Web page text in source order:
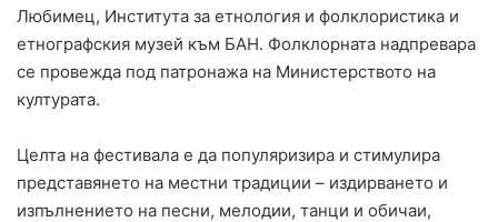
Любимец, Института за етнология и фолклористика и
етнографския музей към БАН. Фолклорната надпревара
се провежда под патронажа на Министерството на
културата.
Целта на фестивала е да популяризира и стимулира
представянето на местни традиции – издирването и
изпълнението на песни, мелодии, танци и обичаи,